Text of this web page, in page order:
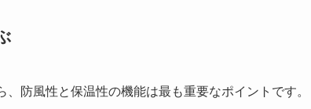
防風性と保温性の機能は最も重要なポイントです。